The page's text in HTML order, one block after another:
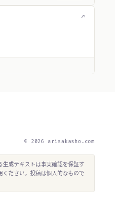
↗
© 2026 arisakasho.com
成テキストは事実確認を保証す
ださい。投稿は個人的なもので